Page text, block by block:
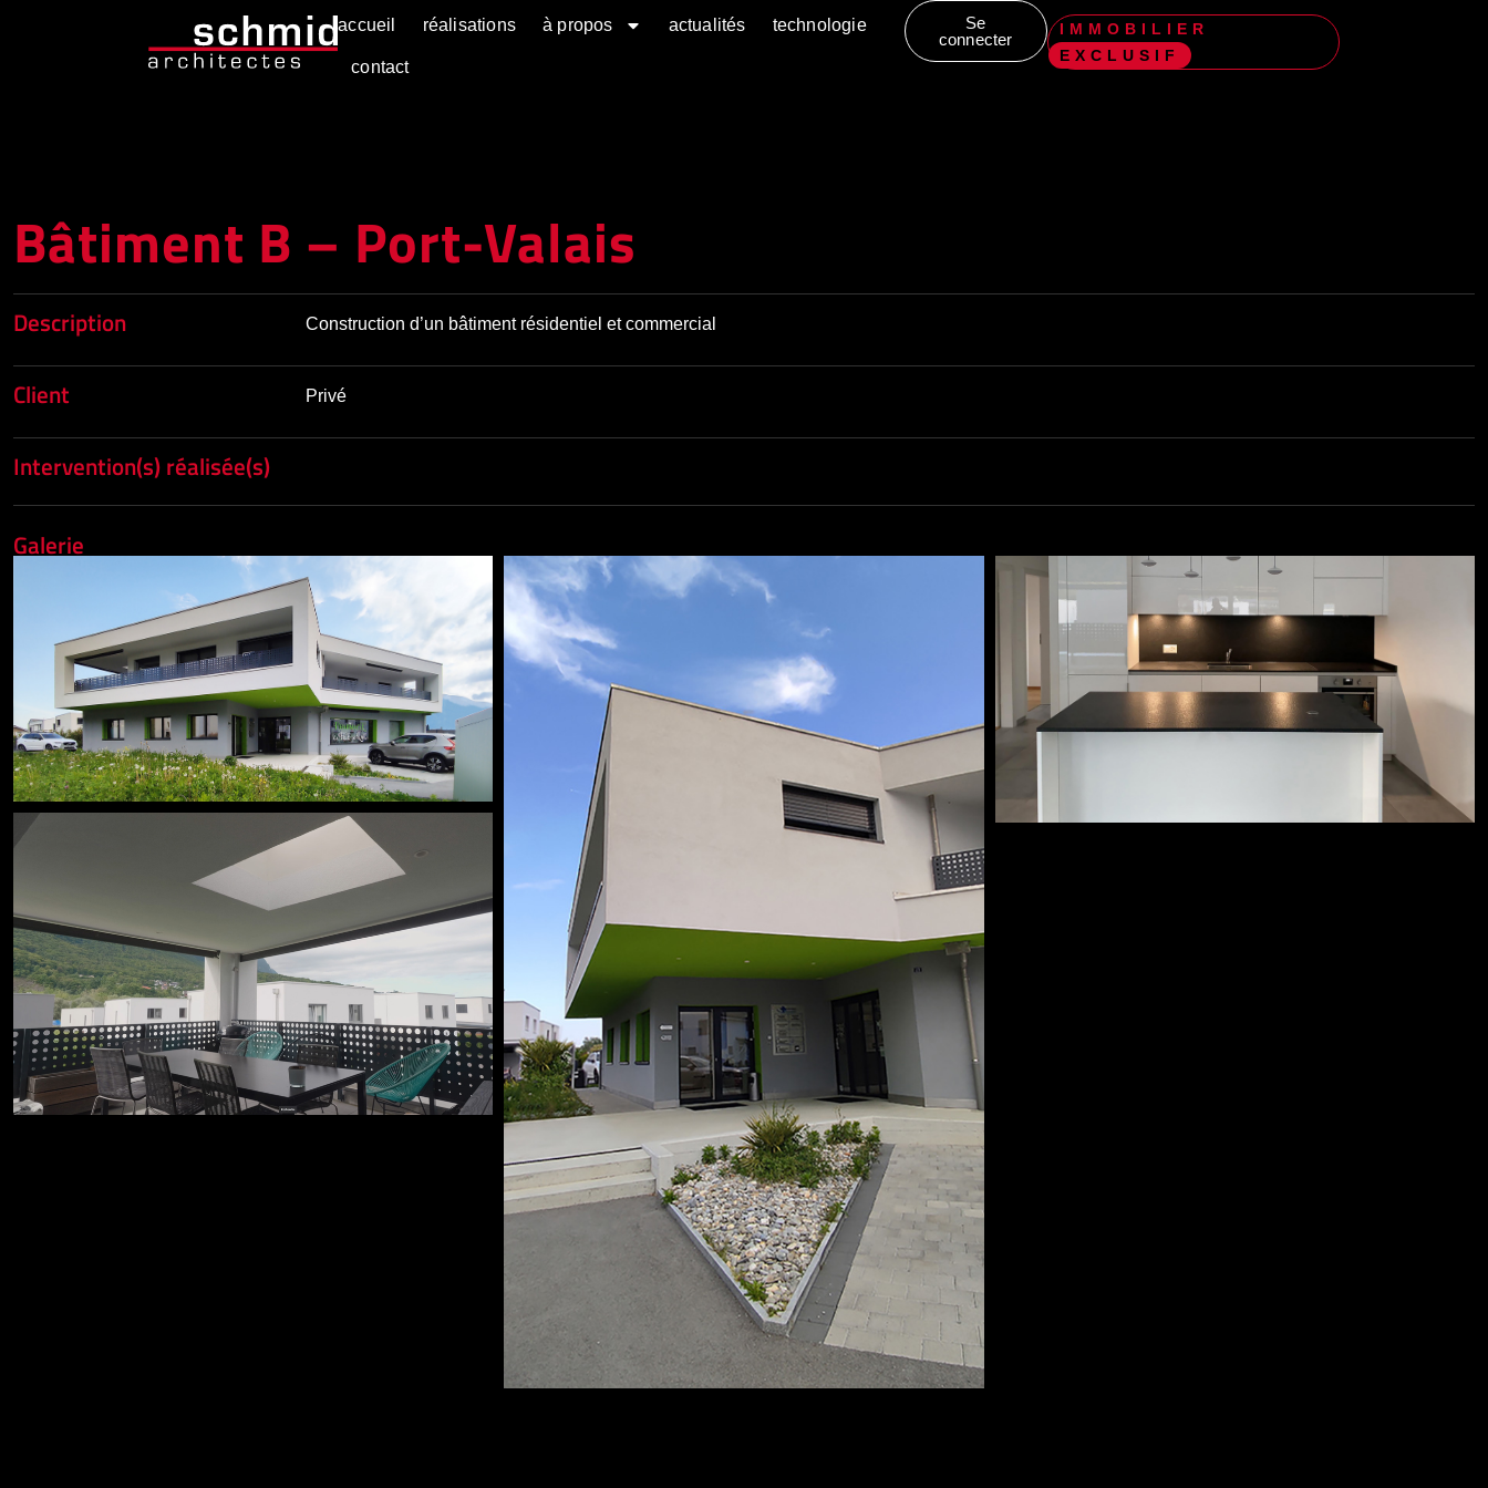
accueil réalisations à propos actualités technologie
contact
Se
connecter
IMMOBILIER
EXCLUSIF
Bâtiment B – Port-Valais
Description Construction d’un bâtiment résidentiel et commercial
Client Privé
Intervention(s) réalisée(s)
Galerie